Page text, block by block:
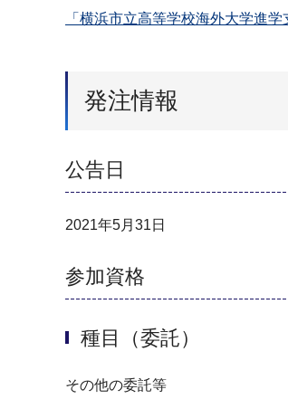
「横浜市立高等学校海外大学進
発注情報
公告日
2021年5月31日
参加資格
種目（委託）
その他の委託等